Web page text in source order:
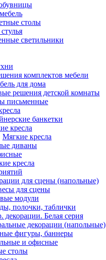
столы
светильники
комплектов мебели
для дома
решения детской комнаты
письменные
банкетки
кресла
Мягкие кресла
диваны
кресла
для сцены (напольные)
для сцены
модули
полочки, таблички
декорации. Белая серия
декорации (напольные)
фигуры, баннеры
и офисные
столы